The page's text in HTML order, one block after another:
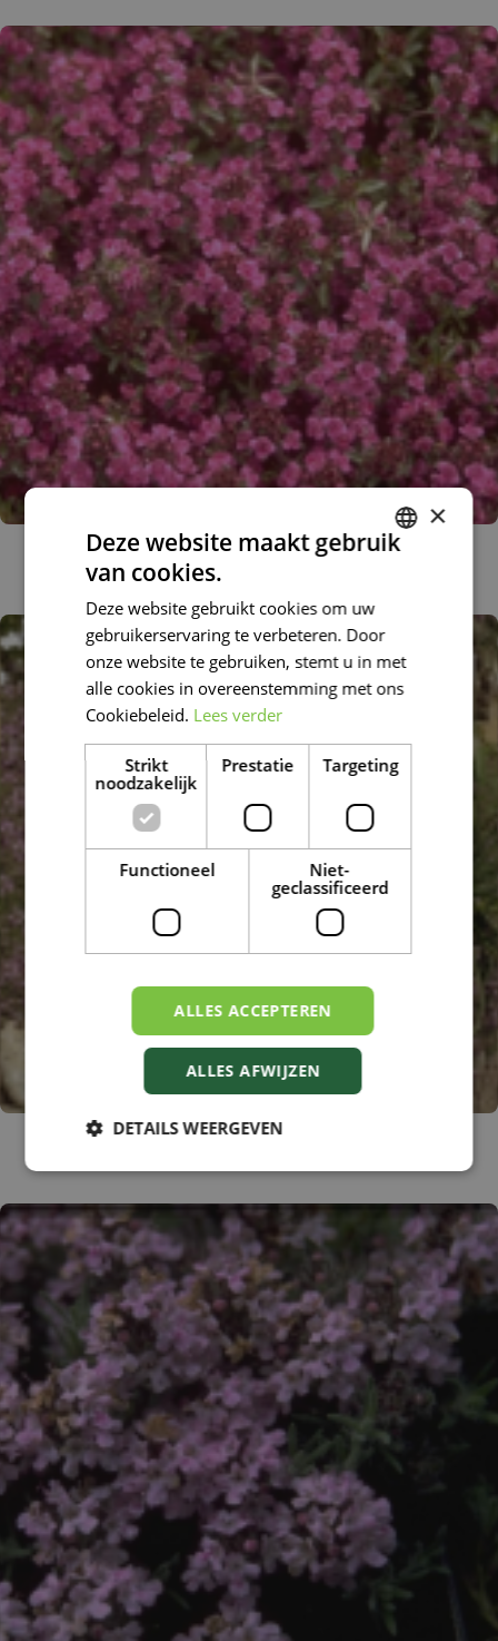
Kruiptijm
Thymus praecox 'Purple Beauty'
Tijm
×
Deze website maakt gebruik
van cookies.
Deze website gebruikt cookies om uw
gebruikerservaring te verbeteren. Door
onze website te gebruiken, stemt u in met
alle cookies in overeenstemming met ons
Cookiebeleid. Lees verder
Strikt
noodzakelijk
Prestatie Targeting
Functioneel
Niet-
geclassificeerd
ALLES ACCEPTEREN
ALLES AFWIJZEN
DETAILS WEERGEVEN